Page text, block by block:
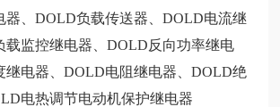
器、DOLD负载传送器、DOLD电流继
载监控继电器、DOLD反向功率继电
继电器、DOLD电阻继电器、DOLD绝
电热调节电动机保护继电器